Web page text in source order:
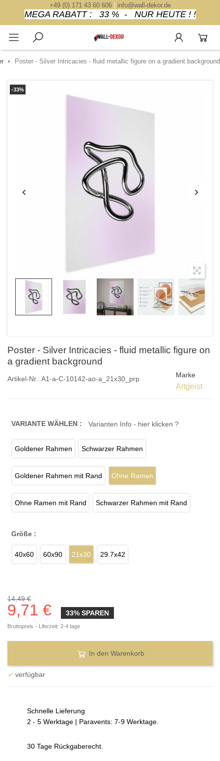
+49 (0) 171 43 60 606| info@wall-dekor.de
MEGA RABATT : 33 % - NUR HEUTE ! !
Poster - Silver Intricacies - fluid metallic figure on a gradient background
-33%
Poster - Silver Intricacies - fluid metallic figure on
a gradient background
Artikel-Nr.: A1-a-C-10142-ao-a_21x30_prp Marke
Artgeist
VARIANTE WÄHLEN : Varianten Info - hier klicken ?
Goldener Rahmen Schwarzer Rahmen
Goldener Rahmen mit Rand Ohne Ramen
Ohne Ramen mit Rand Schwarzer Rahmen mit Rand
Größe :
40x60 60x90 21x30 29.7x42
14,49 €
9,71 € 33% SPAREN
Bruttopreis Liferzeit: 2-4 tage
In den Warenkorb
✓ verfügbar
Schnelle Lieferung
2 - 5 Werktage | Paravents: 7-9 Werktage.
30 Tage Rückgaberecht.